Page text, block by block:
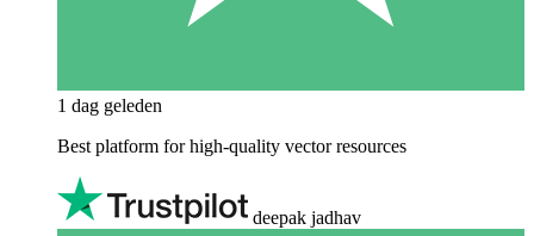
1 dag geleden
Best platform for high-quality vector resources
deepak jadhav